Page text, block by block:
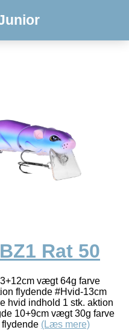
Rat 50
vægt 64g farve
flydende #Hvid-13cm
hvid indhold 1 stk. aktion
10+9cm vægt 30g farve
flydende (Læs mere)